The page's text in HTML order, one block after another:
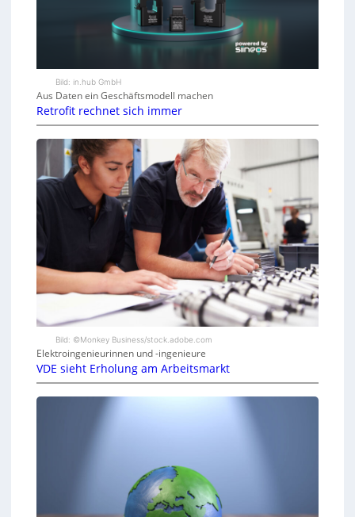
Bild: in.hub GmbH
Aus Daten ein Geschäftsmodell machen
Retrofit rechnet sich immer
Bild: ©Monkey Business/stock.adobe.com
Elektroingenieurinnen und -ingenieure
VDE sieht Erholung am Arbeitsmarkt